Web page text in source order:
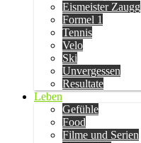
Eismeister Zaugg
Formel 1
Tennis
Velo
Ski
Unvergessen
Resultate
Leben
Gefühle
Food
Filme und Serien